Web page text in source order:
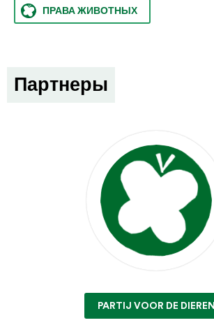
ПРАВА ЖИВОТНЫХ
Партнеры
PARTIJ VOOR DE DIEREN